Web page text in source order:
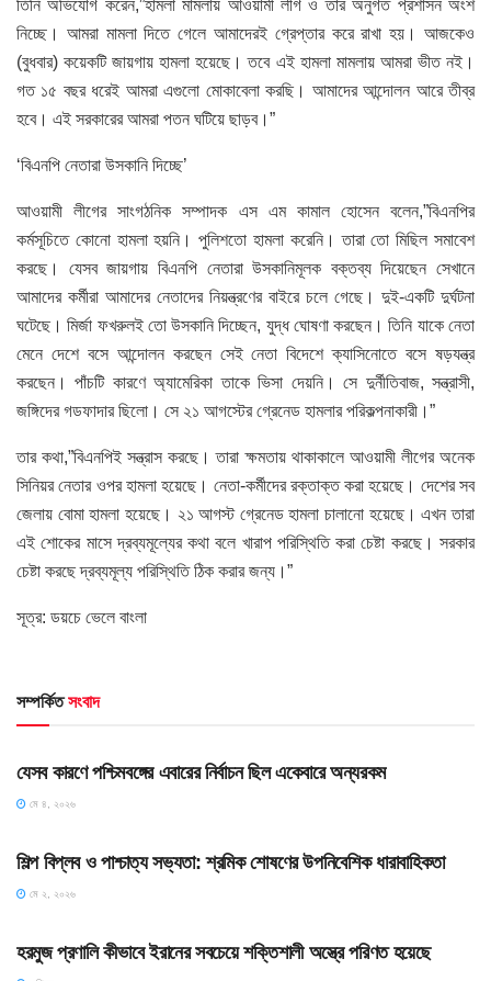
তিনি অভিযোগ করেন,”হামলা মামলায় আওয়ামী লীগ ও তার অনুগত প্রশাসন অংশ
নিচ্ছে। আমরা মামলা দিতে গেলে আমাদেরই গ্রেপ্তার করে রাখা হয়। আজকেও
(বুধবার) কয়েকটি জায়গায় হামলা হয়েছে। তবে এই হামলা মামলায় আমরা ভীত নই।
গত ১৫ বছর ধরেই আমরা এগুলো মোকাবেলা করছি। আমাদের আন্দোলন আরে তীব্র
হবে। এই সরকারের আমরা পতন ঘটিয়ে ছাড়ব।”
‘বিএনপি নেতারা উসকানি দিচ্ছে’
আওয়ামী লীগের সাংগঠনিক সম্পাদক এস এম কামাল হোসেন বলেন,”বিএনপির
কর্মসূচিতে কোনো হামলা হয়নি। পুলিশতো হামলা করেনি। তারা তো মিছিল সমাবেশ
করছে। যেসব জায়গায় বিএনপি নেতারা উসকানিমূলক বক্তব্য দিয়েছেন সেখানে
আমাদের কর্মীরা আমাদের নেতাদের নিয়ন্ত্রণের বাইরে চলে গেছে। দুই-একটি দুর্ঘটনা
ঘটেছে। মির্জা ফখরুলই তো উসকানি দিচ্ছেন, যুদ্ধ ঘোষণা করছেন। তিনি যাকে নেতা
মেনে দেশে বসে আন্দোলন করছেন সেই নেতা বিদেশে ক্যাসিনোতে বসে ষড়যন্ত্র
করছেন। পাঁচটি কারণে অ্যামেরিকা তাকে ভিসা দেয়নি। সে দুর্নীতিবাজ, সন্ত্রাসী,
জঙ্গিদের গডফাদার ছিলো। সে ২১ আগস্টের গ্রেনেড হামলার পরিকল্পনাকারী।”
তার কথা,”বিএনপিই সন্ত্রাস করছে। তারা ক্ষমতায় থাকাকালে আওয়ামী লীগের অনেক
সিনিয়র নেতার ওপর হামলা হয়েছে। নেতা-কর্মীদের রক্তাক্ত করা হয়েছে। দেশের সব
জেলায় বোমা হামলা হয়েছে। ২১ আগস্ট গ্রেনেড হামলা চালানো হয়েছে। এখন তারা
এই শোকের মাসে দ্রব্যমূল্যের কথা বলে খারাপ পরিস্থিতি করা চেষ্টা করছে। সরকার
চেষ্টা করছে দ্রব্যমূল্য পরিস্থিতি ঠিক করার জন্য।”
সূত্র: ডয়চে ভেলে বাংলা
সম্পর্কিতসংবাদ
HOME POST
যেসব কারণে পশ্চিমবঙ্গের এবারের নির্বাচন ছিল একেবারে অন্যরকম
মে ৪, ২০২৬
শিল্প বিপ্লব ও পাশ্চাত্য সভ্যতা: শ্রমিক শোষণের উপনিবেশিক ধারাবাহিকতা
মে ২, ২০২৬
হরমুজ প্রণালি কীভাবে ইরানের সবচেয়ে শক্তিশালী অস্ত্রে পরিণত হয়েছে